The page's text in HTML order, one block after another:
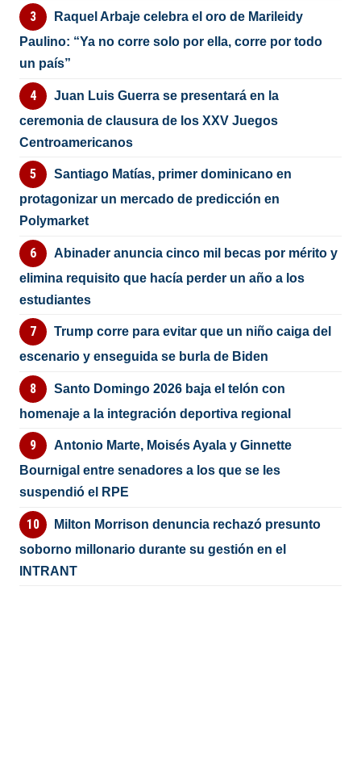
Raquel Arbaje celebra el oro de Marileidy
Paulino: “Ya no corre solo por ella, corre por todo
un país”
Juan Luis Guerra se presentará en la
ceremonia de clausura de los XXV Juegos
Centroamericanos
Santiago Matías, primer dominicano en
protagonizar un mercado de predicción en
Polymarket
Abinader anuncia cinco mil becas por mérito y
elimina requisito que hacía perder un año a los
estudiantes
Trump corre para evitar que un niño caiga del
escenario y enseguida se burla de Biden
Santo Domingo 2026 baja el telón con
homenaje a la integración deportiva regional
Antonio Marte, Moisés Ayala y Ginnette
Bournigal entre senadores a los que se les
suspendió el RPE
Milton Morrison denuncia rechazó presunto
soborno millonario durante su gestión en el
INTRANT